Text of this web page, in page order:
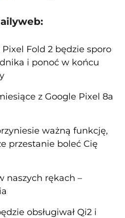
Pixel Fold 2 będzie sporo
i ponoć w końcu
z Google Pixel 8a
ważną funkcję,
przestanie boleć Cię
naszych rękach –
obsługiwał Qi2 i